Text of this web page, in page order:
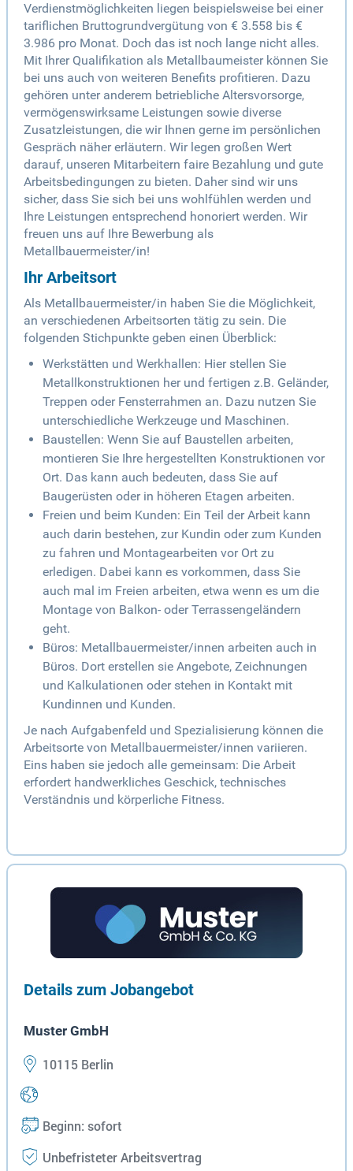
Verdienstmöglichkeiten liegen beispielsweise bei einer
tariflichen Bruttogrundvergütung von € 3.558 bis €
3.986 pro Monat. Doch das ist noch lange nicht alles.
Mit Ihrer Qualifikation als Metallbaumeister können Sie
bei uns auch von weiteren Benefits profitieren. Dazu
gehören unter anderem betriebliche Altersvorsorge,
vermögenswirksame Leistungen sowie diverse
Zusatzleistungen, die wir Ihnen gerne im persönlichen
Gespräch näher erläutern. Wir legen großen Wert
darauf, unseren Mitarbeitern faire Bezahlung und gute
Arbeitsbedingungen zu bieten. Daher sind wir uns
sicher, dass Sie sich bei uns wohlfühlen werden und
Ihre Leistungen entsprechend honoriert werden. Wir
freuen uns auf Ihre Bewerbung als
Metallbauermeister/in!
Ihr Arbeitsort
Als Metallbauermeister/in haben Sie die Möglichkeit,
an verschiedenen Arbeitsorten tätig zu sein. Die
folgenden Stichpunkte geben einen Überblick:
Werkstätten und Werkhallen: Hier stellen Sie
Metallkonstruktionen her und fertigen z.B. Geländer,
Treppen oder Fensterrahmen an. Dazu nutzen Sie
unterschiedliche Werkzeuge und Maschinen.
Baustellen: Wenn Sie auf Baustellen arbeiten,
montieren Sie Ihre hergestellten Konstruktionen vor
Ort. Das kann auch bedeuten, dass Sie auf
Baugerüsten oder in höheren Etagen arbeiten.
Freien und beim Kunden: Ein Teil der Arbeit kann
auch darin bestehen, zur Kundin oder zum Kunden
zu fahren und Montagearbeiten vor Ort zu
erledigen. Dabei kann es vorkommen, dass Sie
auch mal im Freien arbeiten, etwa wenn es um die
Montage von Balkon- oder Terrassengeländern
geht.
Büros: Metallbauermeister/innen arbeiten auch in
Büros. Dort erstellen sie Angebote, Zeichnungen
und Kalkulationen oder stehen in Kontakt mit
Kundinnen und Kunden.
Je nach Aufgabenfeld und Spezialisierung können die
Arbeitsorte von Metallbauermeister/innen variieren.
Eins haben sie jedoch alle gemeinsam: Die Arbeit
erfordert handwerkliches Geschick, technisches
Verständnis und körperliche Fitness.
Details zum Jobangebot
Muster GmbH
10115 Berlin
Beginn: sofort
Unbefristeter Arbeitsvertrag